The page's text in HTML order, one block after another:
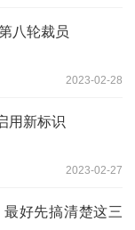
八轮裁员
2023-02-28
用新标识
2023-02-27
好先搞清楚这三